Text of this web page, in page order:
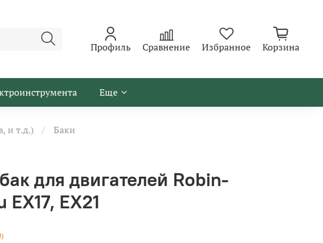
Профиль Сравнение Избранное Корзина
Еще
и т.д.) Баки
для двигателей Robin-
EX17, EX21